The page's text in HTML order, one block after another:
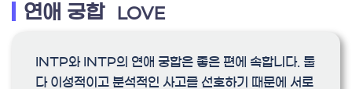
연애 궁합 LOVE
INTP와 INTP의 연애 궁합은 좋은 편에 속합니다. 둘
다 이성적이고 분석적인 사고를 선호하기 때문에 서로